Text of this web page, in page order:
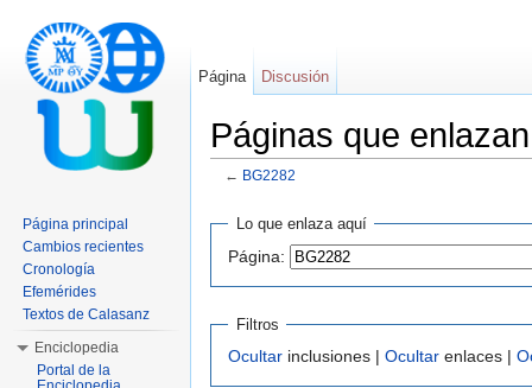
Páginas que
← BG2282
Lo que enlaza aquí
Página:
Filtros
Ocultar inclusiones | Ocultar enlaces |
Página Discusión
Página principal
Cambios recientes
Cronología
Efemérides
Textos de Calasanz
Enciclopedia
Portal de la